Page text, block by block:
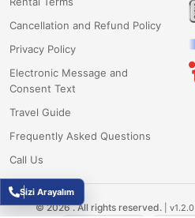
Cancellation and Refund Policy
Privacy Policy
Electronic Message and
Consent Text
Travel Guide
Frequently Asked Questions
Call Us
©2026 .All rights reserved. v1.2.0
Sizi Arayalım